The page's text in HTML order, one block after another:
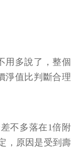
用多說了，整個
淨值比判斷合理
不多落在1倍附
，原因是受到壽